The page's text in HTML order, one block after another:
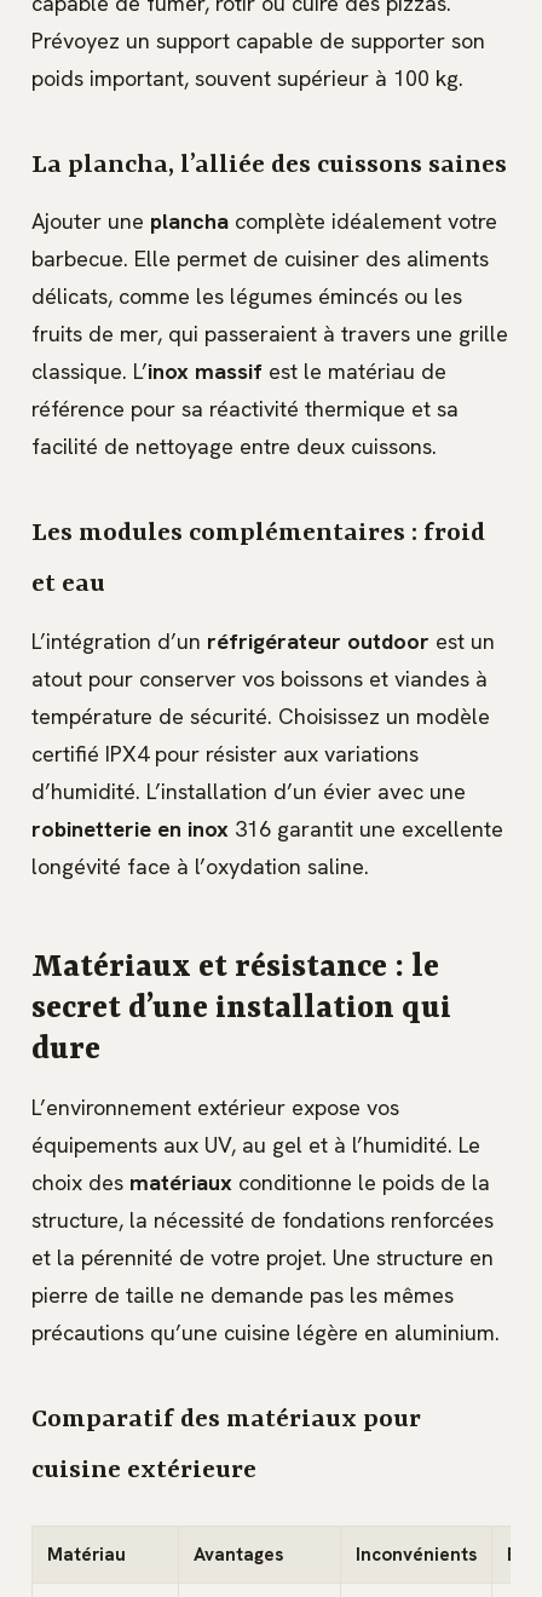
Prévoyez un support capable de supporter son
poids important, souvent supérieur à 100 kg.
La plancha, l’alliée des cuissons saines
Ajouter une plancha complète idéalement votre
barbecue. Elle permet de cuisiner des aliments
délicats, comme les légumes émincés ou les
fruits de mer, qui passeraient à travers une grille
classique. L’inox massif est le matériau de
référence pour sa réactivité thermique et sa
facilité de nettoyage entre deux cuissons.
Les modules complémentaires : froid
et eau
L’intégration d’un réfrigérateur outdoor est un
atout pour conserver vos boissons et viandes à
température de sécurité. Choisissez un modèle
certifié IPX4 pour résister aux variations
d’humidité. L’installation d’un évier avec une
robinetterie en inox 316 garantit une excellente
longévité face à l’oxydation saline.
Matériaux et résistance : le
secret d’une installation qui
dure
L’environnement extérieur expose vos
équipements aux UV, au gel et à l’humidité. Le
choix des matériaux conditionne le poids de la
structure, la nécessité de fondations renforcées
et la pérennité de votre projet. Une structure en
pierre de taille ne demande pas les mêmes
précautions qu’une cuisine légère en aluminium.
Comparatif des matériaux pour
cuisine extérieure
Matériau Avantages Inconvénients